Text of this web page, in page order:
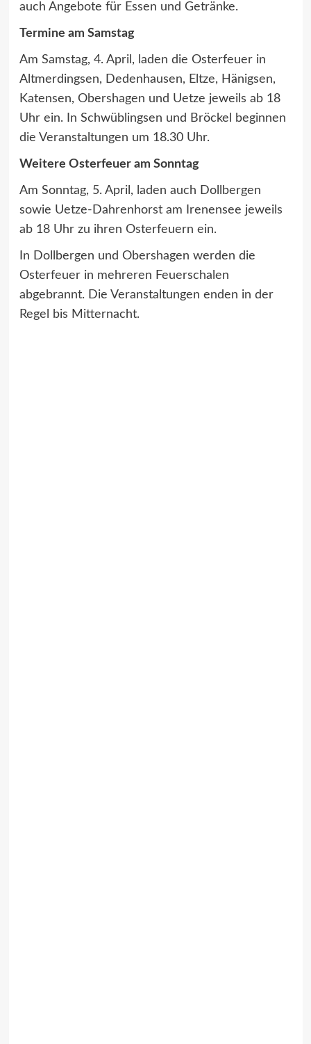
auch Angebote für Essen und Getränke.
Termine am Samstag
Am Samstag, 4. April, laden die Osterfeuer in
Altmerdingsen, Dedenhausen, Eltze, Hänigsen,
Katensen, Obershagen und Uetze jeweils ab 18
Uhr ein. In Schwüblingsen und Bröckel beginnen
die Veranstaltungen um 18.30 Uhr.
Weitere Osterfeuer am Sonntag
Am Sonntag, 5. April, laden auch Dollbergen
sowie Uetze-Dahrenhorst am Irenensee jeweils
ab 18 Uhr zu ihren Osterfeuern ein.
In Dollbergen und Obershagen werden die
Osterfeuer in mehreren Feuerschalen
abgebrannt. Die Veranstaltungen enden in der
Regel bis Mitternacht.